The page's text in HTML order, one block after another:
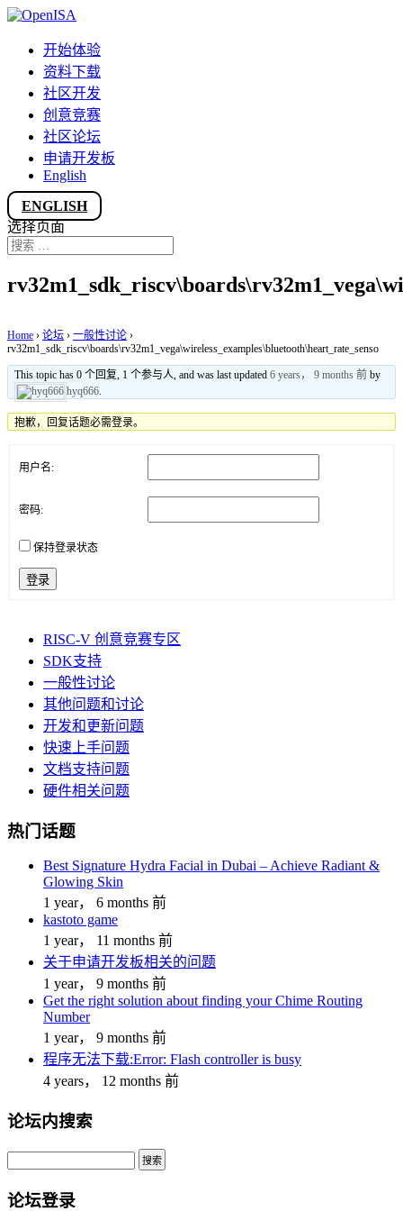
开始体验
资料下载
社区开发
创意竞赛
社区论坛
申请开发板
English
ENGLISH
选择页面
Home › 论坛 › 一般性讨论 ›
rv32m1_sdk_riscv\boards\rv32m1_vega\wireless_examples\bluetooth\heart_rate_senso
This topic has 0 个回复, 1 个参与人, and was last updated6 years， 9 months 前 by
hyq666.
抱歉，回复话题必需登录。
用户名:
密码:
保持登录状态
登录
RISC-V 创意竞赛专区
SDK支持
一般性讨论
其他问题和讨论
开发和更新问题
快速上手问题
文档支持问题
硬件相关问题
热门话题
Best Signature Hydra Facial in Dubai – Achieve Radiant &
Glowing Skin
1 year， 6 months 前
kastoto game
1 year， 11 months 前
关于申请开发板相关的问题
1 year， 9 months 前
Get the right solution about finding your Chime Routing
Number
1 year， 9 months 前
程序无法下载:Error: Flash controller is busy
4 years， 12 months 前
论坛内搜索
论坛登录